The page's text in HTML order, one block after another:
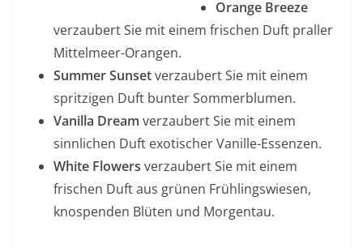
Orange Breeze
verzaubert Sie mit einem frischen Duft praller
Mittelmeer-Orangen.
Summer Sunsetverzaubert Sie mit einem
spritzigen Duft bunter Sommerblumen.
Vanilla Dream verzaubert Sie mit einem
sinnlichen Duft exotischer Vanille-Essenzen.
White Flowers verzaubert Sie mit einem
frischen Duft aus grünen Frühlingswiesen,
knospenden Blüten und Morgentau.